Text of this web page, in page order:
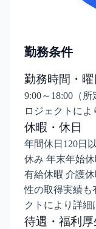
勤務条件
勤務時間・曜
9:00～18:00（
ロジェクトによ
休暇・休日
年間休日120日
休み 年末年始
有給休暇 介護
性の取得実績
クトにより詳細
待遇・福利厚